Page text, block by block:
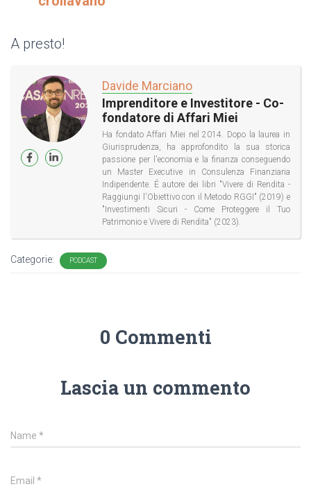
A presto!
Davide Marciano
Imprenditore e Investitore - Co-
fondatore di Affari Miei
Ha fondato Affari Miei nel 2014. Dopo la laurea in
Giurisprudenza, ha approfondito la sua storica
passione per l'economia e la finanza conseguendo
un Master Executive in Consulenza Finanziaria
Indipendente. É autore dei libri "Vivere di Rendita -
Raggiungi l'Obiettivo con il Metodo RGGI" (2019) e
"Investimenti Sicuri - Come Proteggere il Tuo
Patrimonio e Vivere di Rendita" (2023).
Categorie: PODCAST
0 Commenti
Lascia un commento
Name *
Email *